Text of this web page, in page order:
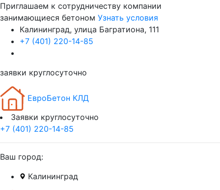
Приглашаем к сотрудничеству компании
занимающиеся бетоном Узнать условия
Калининград, улица Багратиона, 111
+7 (401) 220-14-85
заявки круглосуточно
ЕвроБетон КЛД
Заявки круглосуточно
+7 (401) 220-14-85
Ваш город:
Калининград